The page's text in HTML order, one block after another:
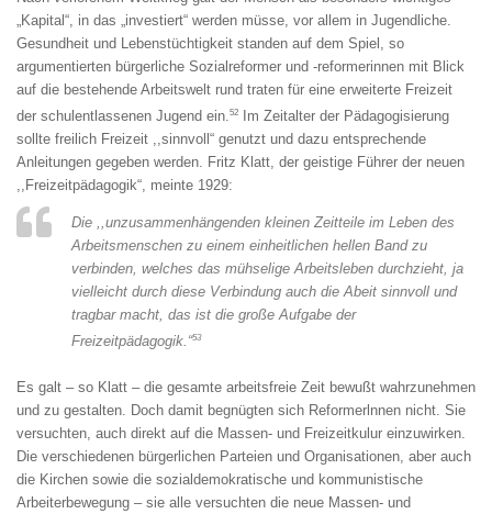
„Kapital“, in das „investiert“ werden müsse, vor allem in Jugendliche.
Gesundheit und Lebenstüchtigkeit standen auf dem Spiel, so
argumentierten bürgerliche Sozialreformer und -reformerinnen mit Blick
auf die bestehende Arbeitswelt rund traten für eine erweiterte Freizeit
der schulentlassenen Jugend ein.52
Im Zeitalter der Pädagogisierung
sollte freilich Freizeit ,,sinnvoll“ genutzt und dazu entsprechende
Anleitungen gegeben werden. Fritz Klatt, der geistige Führer der neuen
,,Freizeitpädagogik“, meinte 1929:
Die ,,unzusammenhängenden kleinen Zeitteile im Leben des
Arbeitsmenschen zu einem einheitlichen hellen Band zu
verbinden, welches das mühselige Arbeitsleben durchzieht, ja
vielleicht durch diese Verbindung auch die Abeit sinnvoll und
tragbar macht, das ist die große Aufgabe der
Freizeitpädagogik.“53
Es galt – so Klatt – die gesamte arbeitsfreie Zeit bewußt wahrzunehmen
und zu gestalten. Doch damit begnügten sich Reformerlnnen nicht. Sie
versuchten, auch direkt auf die Massen- und Freizeitkulur einzuwirken.
Die verschiedenen bürgerlichen Parteien und Organisationen, aber auch
die Kirchen sowie die sozialdemokratische und kommunistische
Arbeiterbewegung – sie alle versuchten die neue Massen- und